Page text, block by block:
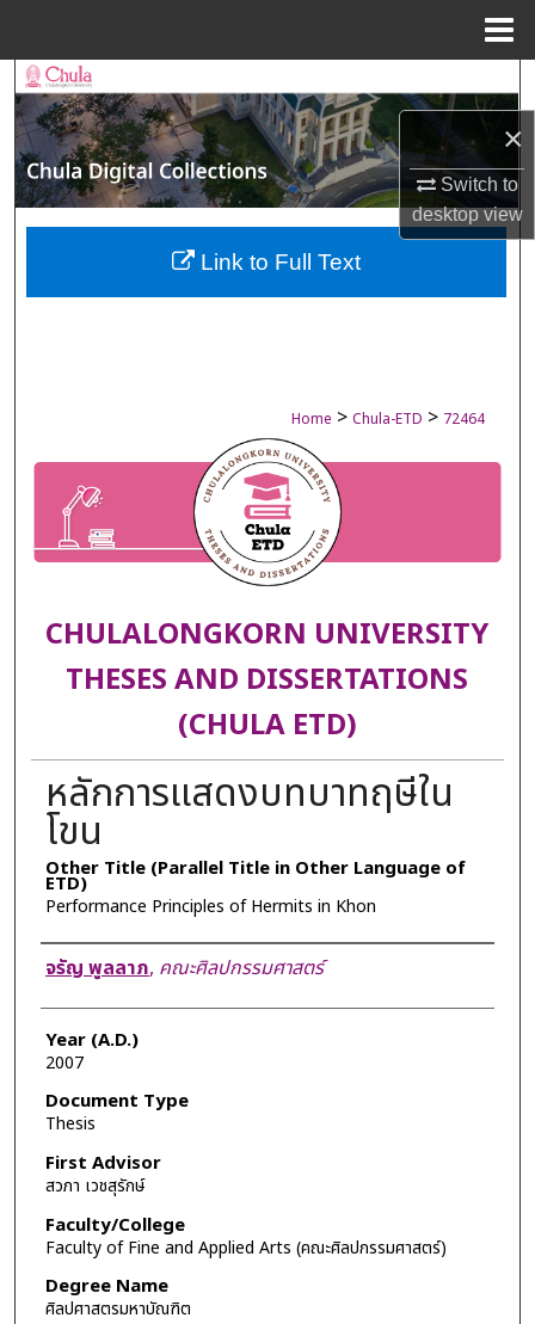
×
Switch to
desktopview
Search
Browse Collections
My Account
About
Home > Chula-ETD > 72464
CHULALONGKORN UNIVERSITY
THESES AND DISSERTATIONS
(CHULA ETD)
หลักการแสดงบทบาทฤษีใน
โขน
Other Title (Parallel Title in Other Language of
ETD)
Performance Principles of Hermits in Khon
Author
จรัญ พูลลาภ, คณะศิลปกรรมศาสตร์
Year (A.D.)
2007
Document Type
Thesis
First Advisor
สวภา เวชสุรักษ์
Faculty/College
Faculty of Fine and Applied Arts (คณะศิลปกรรมศาสตร์)
Degree Name
ศิลปศาสตรมหาบัณฑิต
Link to Full Text